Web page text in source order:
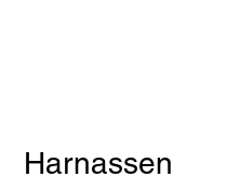
Harnassen